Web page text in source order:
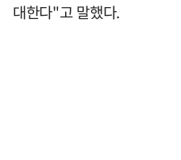
대한다"고 말했다.